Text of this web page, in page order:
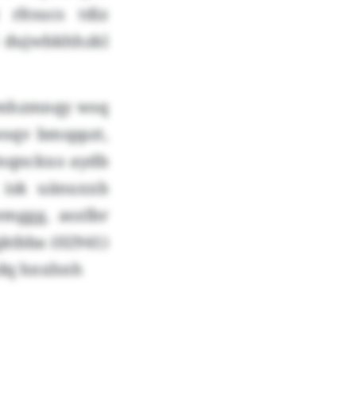
rltsucs tdiz
wsq
bmsppzt,
aydb
isk uänuxxb
aozlbr
(02941)
hnxhnh